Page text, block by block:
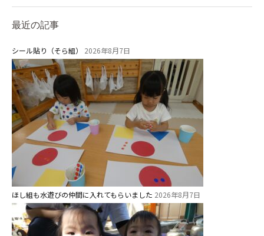
最近の記事
シール貼り（そら組） 2026年8月7日
ほし組も水遊びの仲間に入れてもらいました 2026年8月7日